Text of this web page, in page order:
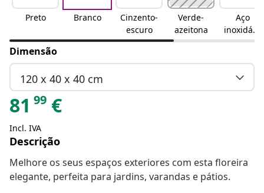
Preto Branco
Cinzento-
escuro
Verde-
azeitona
Aço
inoxidáve
l
Dimensão
120 x 40 x 40 cm
81 99 €
Incl. IVA
Descrição
Melhore os seus espaços exteriores com esta floreira
elegante, perfeita para jardins, varandas e pátios.